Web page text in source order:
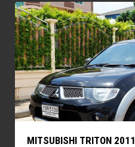
MITSUBISHI TRITON 2011